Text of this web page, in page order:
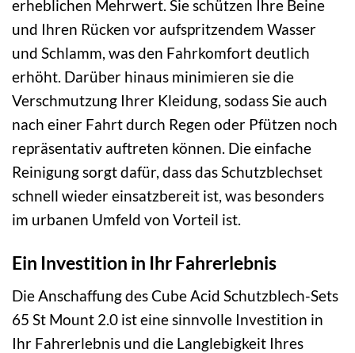
erheblichen Mehrwert. Sie schützen Ihre Beine
und Ihren Rücken vor aufspritzendem Wasser
und Schlamm, was den Fahrkomfort deutlich
erhöht. Darüber hinaus minimieren sie die
Verschmutzung Ihrer Kleidung, sodass Sie auch
nach einer Fahrt durch Regen oder Pfützen noch
repräsentativ auftreten können. Die einfache
Reinigung sorgt dafür, dass das Schutzblechset
schnell wieder einsatzbereit ist, was besonders
im urbanen Umfeld von Vorteil ist.
Ein Investition in Ihr Fahrerlebnis
Die Anschaffung des Cube Acid Schutzblech-Sets
65 St Mount 2.0 ist eine sinnvolle Investition in
Ihr Fahrerlebnis und die Langlebigkeit Ihres